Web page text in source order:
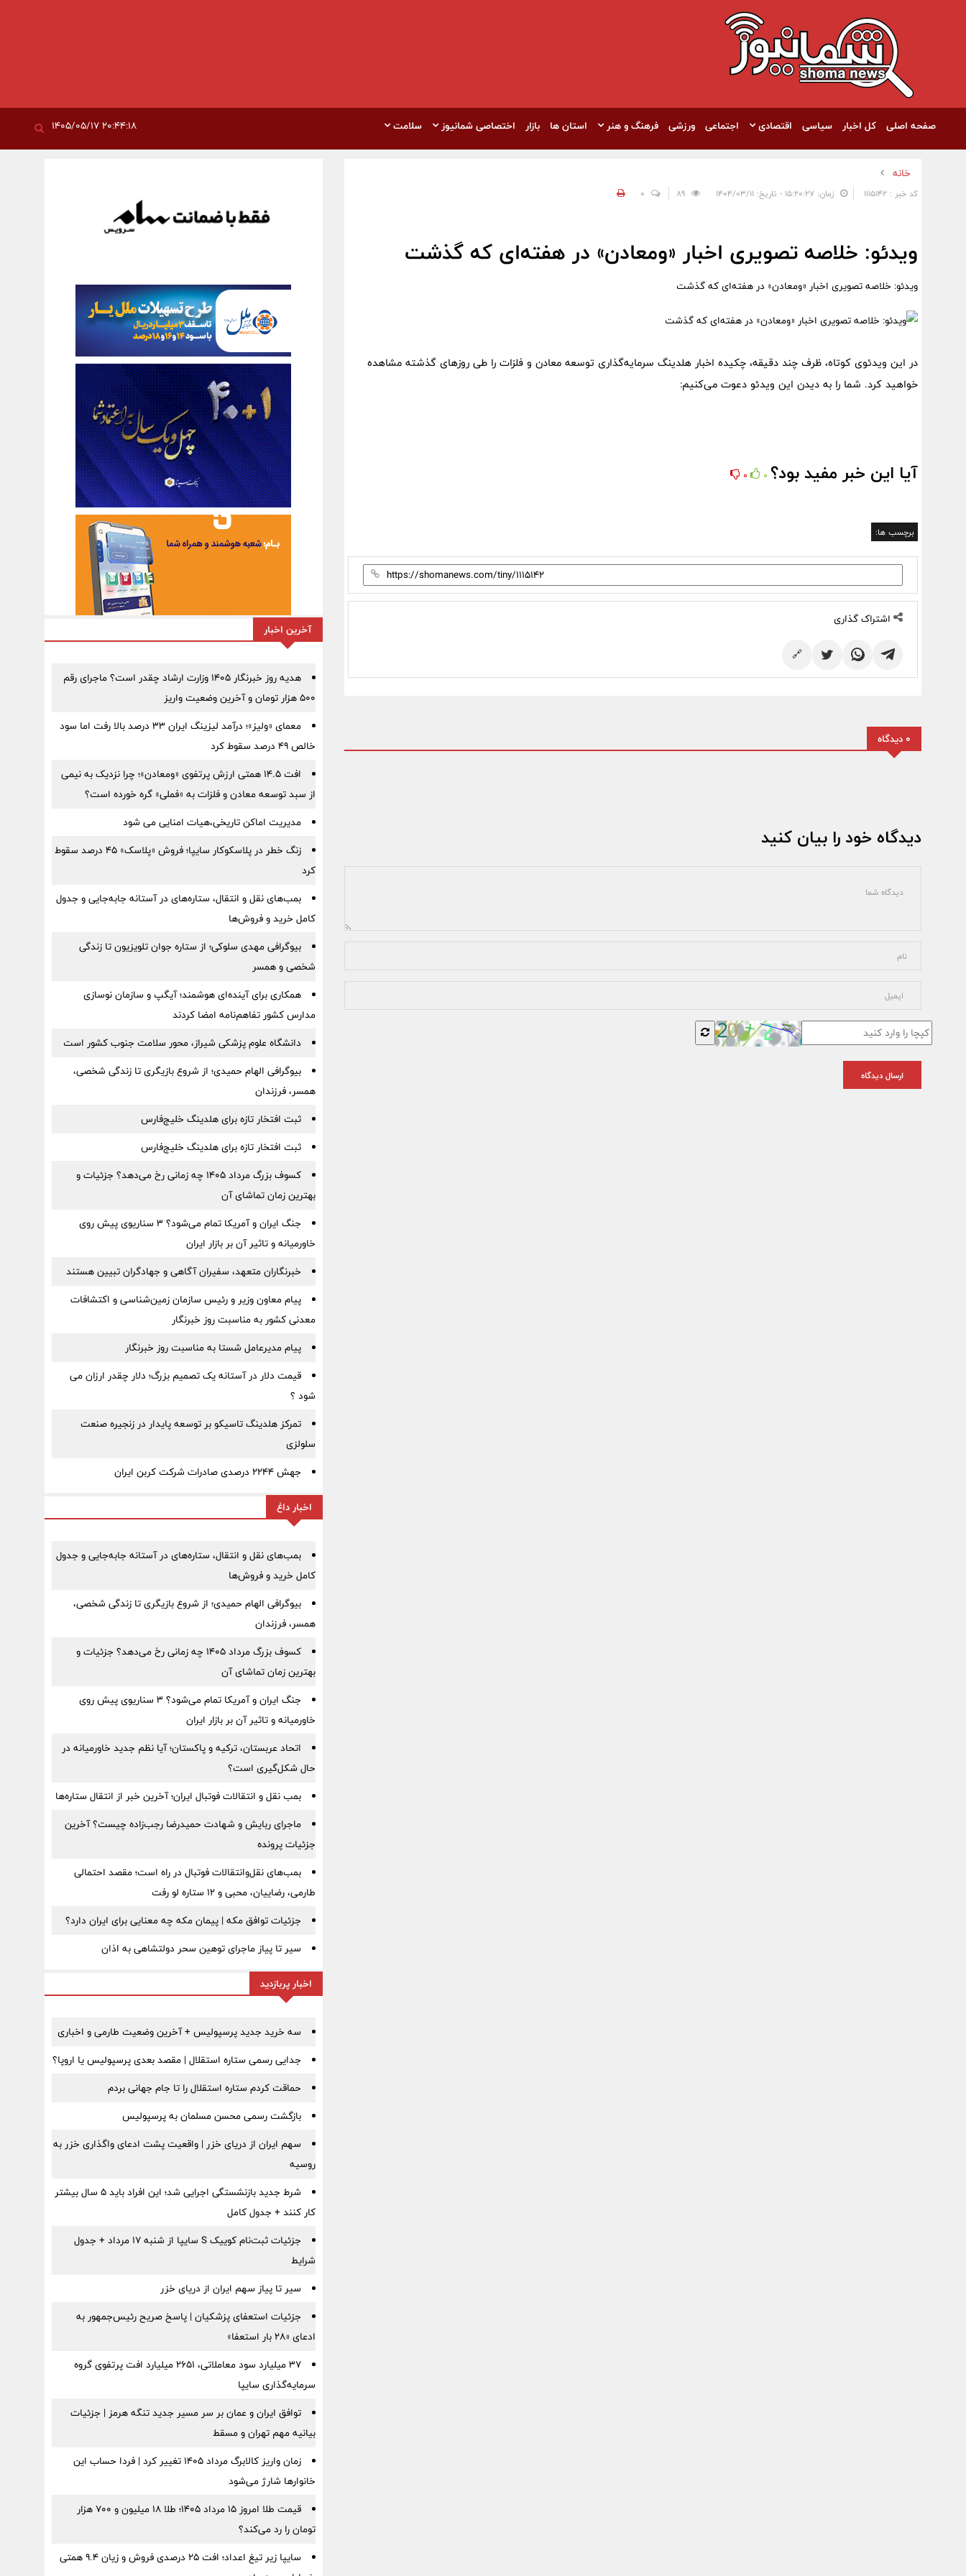
صفحه اصلی کل اخبار سیاسی اقتصادی اجتماعی ورزشی فرهنگ و هنر استان ها بازار اختصاصی شمانیوز سلامت
خانه
کد خبر : 1115142 زمان: ۱۵:۲۰:۲۷ - تاریخ: ۱۴۰۴/۰۳/۱۱ 0
ویدئو: خلاصه تصویری اخبار «ومعادن» در هفته‌ای که گذشت
ویدئو: خلاصه تصویری اخبار «ومعادن» در هفته‌ای که گذشت
در این ویدئوی کوتاه، ظرف چند دقیقه، چکیده اخبار هلدینگ سرمایه‌گذاری توسعه معادن و فلزات را طی روزهای گذشته مشاهده
خواهید کرد. شما را به دیدن این ویدئو دعوت می‌کنیم:
آیا این خبر مفید بود؟ 0
0
برچسب ها:
اشتراک گذاری
🔗
0 دیدگاه
دیدگاه خود را بیان کنید
ارسال دیدگاه
آخرین اخبار
هدیه روز خبرنگار ۱۴۰۵ وزارت ارشاد چقدر است؟ ماجرای رقم
۵۰۰ هزار تومان و آخرین وضعیت واریز
معمای «ولیز»؛ درآمد لیزینگ ایران ۳۳ درصد بالا رفت اما سود
خالص ۴۹ درصد سقوط کرد
افت ۱۴.۵ همتی ارزش پرتفوی «ومعادن»؛ چرا نزدیک به نیمی
از سبد توسعه معادن و فلزات به «فملی» گره خورده است؟
مدیریت اماکن تاریخی،هیات امنایی می شود
زنگ خطر در پلاسکوکار سایپا؛ فروش «پلاسک» ۴۵ درصد سقوط
کرد
بمب‌های نقل و انتقال، ستاره‌های در آستانه جابه‌جایی و جدول
کامل خرید و فروش‌ها
بیوگرافی مهدی سلوکی؛ از ستاره جوان تلویزیون تا زندگی
شخصی و همسر
همکاری برای آینده‌ای هوشمند؛ آیگپ و سازمان نوسازی
مدارس کشور تفاهم‌نامه امضا کردند
دانشگاه علوم پزشکی شیراز، محور سلامت جنوب کشور است
بیوگرافی الهام حمیدی؛ از شروع بازیگری تا زندگی شخصی،
همسر، فرزندان
ثبت افتخار تازه برای هلدینگ خلیج‌فارس
ثبت افتخار تازه برای هلدینگ خلیج‌فارس
کسوف بزرگ مرداد ۱۴۰۵ چه زمانی رخ می‌دهد؟ جزئیات و
بهترین زمان تماشای آن
جنگ ایران و آمریکا تمام می‌شود؟ ۳ سناریوی پیش روی
خاورمیانه و تاثیر آن بر بازار ایران
خبرنگاران متعهد، سفیران آگاهی و جهادگران تبیین هستند
پیام معاون وزیر و رئیس سازمان زمین‌شناسی و اکتشافات
معدنی کشور به مناسبت روز خبرنگار
پیام مدیرعامل شستا به مناسبت روز خبرنگار
قیمت دلار در آستانه یک تصمیم بزرگ؛ دلار چقدر ارزان می
شود ؟
تمرکز هلدینگ تاسیکو بر توسعه پایدار در زنجیره صنعت
سلولزی
جهش ۲۲۴۴ درصدی صادرات شرکت کربن ایران
اخبار داغ
بمب‌های نقل و انتقال، ستاره‌های در آستانه جابه‌جایی و جدول
کامل خرید و فروش‌ها
بیوگرافی الهام حمیدی؛ از شروع بازیگری تا زندگی شخصی،
همسر، فرزندان
کسوف بزرگ مرداد ۱۴۰۵ چه زمانی رخ می‌دهد؟ جزئیات و
بهترین زمان تماشای آن
جنگ ایران و آمریکا تمام می‌شود؟ ۳ سناریوی پیش روی
خاورمیانه و تاثیر آن بر بازار ایران
اتحاد عربستان، ترکیه و پاکستان؛ آیا نظم جدید خاورمیانه در
حال شکل‌گیری است؟
بمب نقل‌ و انتقالات فوتبال ایران؛ آخرین خبر از انتقال ستاره‌ها
ماجرای ربایش و شهادت حمیدرضا رجب‌زاده چیست؟ آخرین
جزئیات پرونده
بمب‌های نقل‌وانتقالات فوتبال در راه است؛ مقصد احتمالی
طارمی، رضاییان، محبی و ۱۲ ستاره لو رفت
جزئیات توافق مکه | پیمان مکه چه معنایی برای ایران دارد؟
سیر تا پیاز ماجرای توهین سحر دولتشاهی به اذان
اخبار پربازدید
سه خرید جدید پرسپولیس + آخرین وضعیت طارمی و اخباری
جدایی رسمی ستاره استقلال | مقصد بعدی پرسپولیس یا اروپا؟
حماقت کردم ستاره استقلال را تا جام جهانی بردم
بازگشت رسمی محسن مسلمان به پرسپولیس
سهم ایران از دریای خزر | واقعیت پشت ادعای واگذاری خزر به
روسیه
شرط جدید بازنشستگی اجرایی شد؛ این افراد باید ۵ سال بیشتر
کار کنند + جدول کامل
جزئیات ثبت‌نام کوییک S سایپا از شنبه ۱۷ مرداد + جدول
شرایط
سیر تا پیاز سهم ایران از دریای خزر
جزئیات استعفای پزشکیان | پاسخ صریح رئیس‌جمهور به
ادعای «۲۸ بار استعفا»
۳۷ میلیارد سود معاملاتی، ۲۶۵۱ میلیارد افت پرتفوی گروه
سرمایه‌گذاری سایپا
توافق ایران و عمان بر سر مسیر جدید تنگه هرمز | جزئیات
بیانیه مهم تهران و مسقط
زمان واریز کالابرگ مرداد ۱۴۰۵ تغییر کرد | فردا حساب این
خانوارها شارژ می‌شود
قیمت طلا امروز ۱۵ مرداد ۱۴۰۵؛ طلا ۱۸ میلیون و ۷۰۰ هزار
تومان را رد می‌کند؟
سایپا زیر تیغ اعداد؛ افت ۲۵ درصدی فروش و زیان ۹.۴ همتی